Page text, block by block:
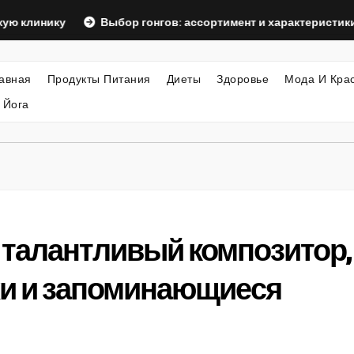
Выбор гонгов: ассортимент и характеристики
Продукты Питания Диеты Здоровье Мода И
композитор,
и запоминающиеся